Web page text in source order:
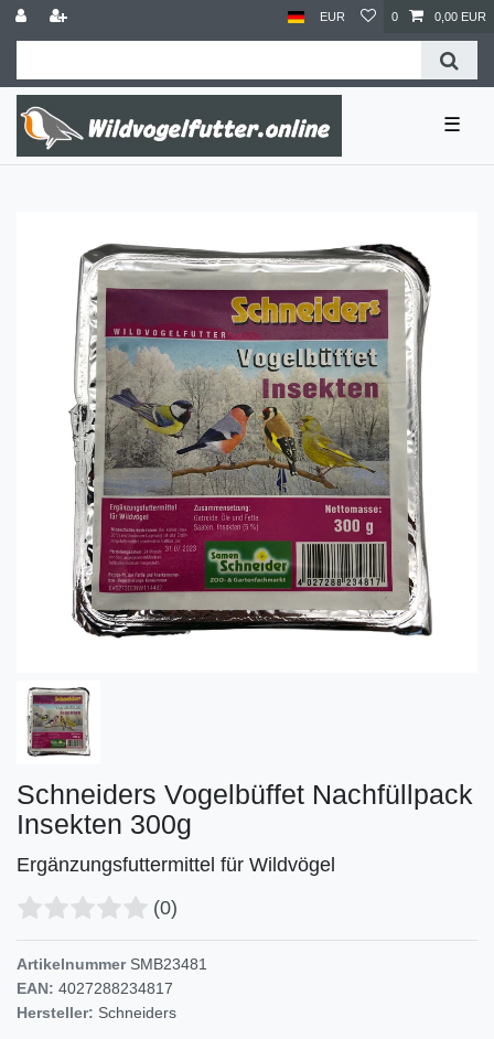
EUR 0 0,00 EUR
☰
Schneiders Vogelbüffet Nachfüllpack
Insekten 300g
Ergänzungsfuttermittel für Wildvögel
(0)
Artikelnummer SMB23481
EAN: 4027288234817
Hersteller: Schneiders